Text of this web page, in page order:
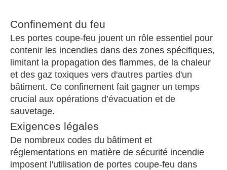
Confinement du feu
Les portes coupe-feu jouent un rôle essentiel pour
contenir les incendies dans des zones spécifiques,
limitant la propagation des flammes, de la chaleur
et des gaz toxiques vers d'autres parties d'un
bâtiment. Ce confinement fait gagner un temps
crucial aux opérations d’évacuation et de
sauvetage.
Exigences légales
De nombreux codes du bâtiment et
réglementations en matière de sécurité incendie
imposent l'utilisation de portes coupe-feu dans